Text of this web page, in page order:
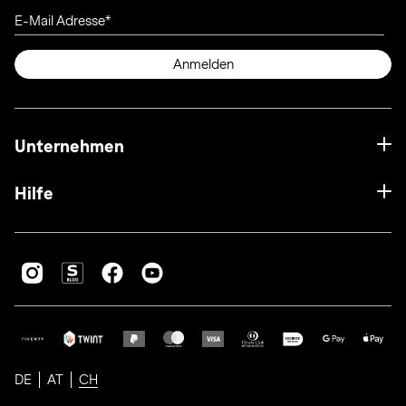
E-Mail Adresse
Anmelden
Unternehmen
Hilfe
DE AT CH